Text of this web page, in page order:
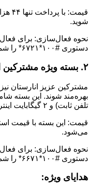
شوید.
نحوه فعال‌سازی: برای
دستوری #۱۰۰*۶۷۲۱* را شماره‌گیری کنید.
۲. بسته ویژه مشترکین انارستان:
مشترکین عزیز انارستان
تلفن ثابت) و ۲ گیگابایت اینترنت پرسرعت به مدت ۱۰ روز است.
می‌شود.
نحوه فعال‌سازی: برای
دستوری #۱۰۰*۶۶۷۱* را شماره‌گیری کنید.
هدایای ویژه: